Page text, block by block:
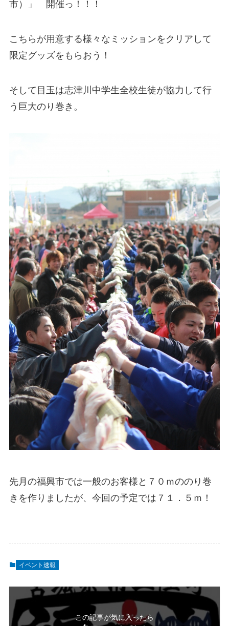
市）」 開催っ！！！
こちらが用意する様々なミッションをクリアして
限定グッズをもらおう！
そして目玉は志津川中学生全校生徒が協力して行
う巨大のり巻き。
先月の福興市では一般のお客様と７０ｍののり巻
きを作りましたが、今回の予定では７１．５ｍ！
イベント速報
この記事が気に入ったら